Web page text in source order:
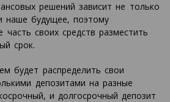
решений зависит не только
наше будущее, поэтому
своих средств разместить
срок.
будет распределить свои
депозитами на разные
и долгосрочный депозит